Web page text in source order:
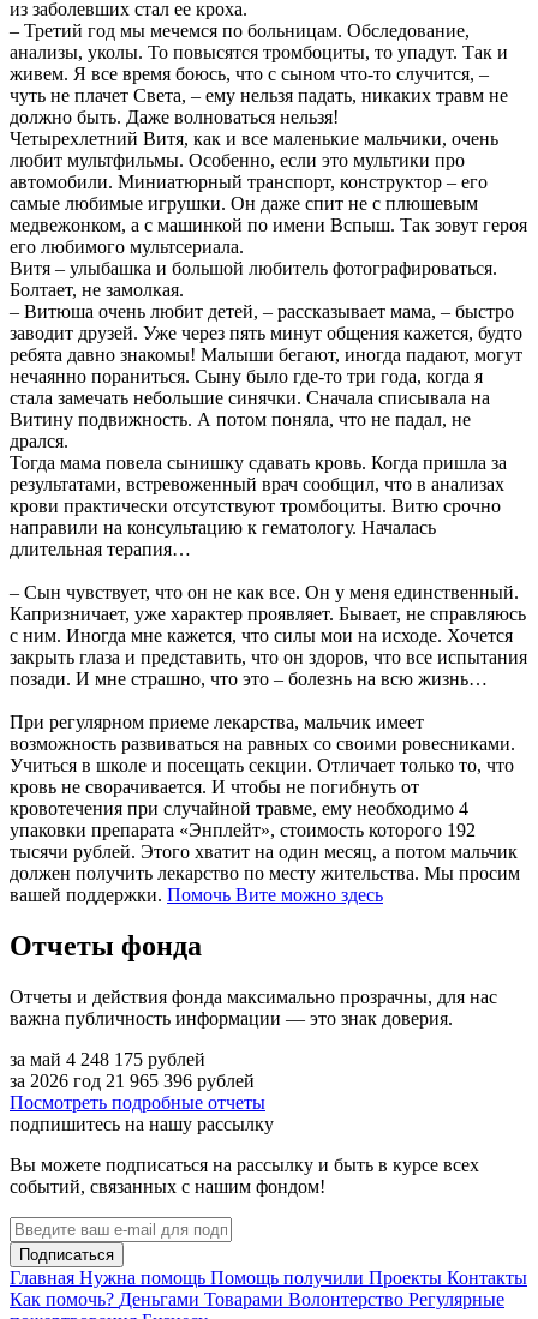
из заболевших стал ее кроха.
– Третий год мы мечемся по больницам. Обследование,
анализы, уколы. То повысятся тромбоциты, то упадут. Так и
живем. Я все время боюсь, что с сыном что-то случится, –
чуть не плачет Света, – ему нельзя падать, никаких травм не
должно быть. Даже волноваться нельзя!
Четырехлетний Витя, как и все маленькие мальчики, очень
любит мультфильмы. Особенно, если это мультики про
автомобили. Миниатюрный транспорт, конструктор – его
самые любимые игрушки. Он даже спит не с плюшевым
медвежонком, а с машинкой по имени Вспыш. Так зовут героя
его любимого мультсериала.
Витя – улыбашка и большой любитель фотографироваться.
Болтает, не замолкая.
– Витюша очень любит детей, – рассказывает мама, – быстро
заводит друзей. Уже через пять минут общения кажется, будто
ребята давно знакомы! Малыши бегают, иногда падают, могут
нечаянно пораниться. Сыну было где-то три года, когда я
стала замечать небольшие синячки. Сначала списывала на
Витину подвижность. А потом поняла, что не падал, не
дрался.
Тогда мама повела сынишку сдавать кровь. Когда пришла за
результатами, встревоженный врач сообщил, что в анализах
крови практически отсутствуют тромбоциты. Витю срочно
направили на консультацию к гематологу. Началась
длительная терапия…
– Сын чувствует, что он не как все. Он у меня единственный.
Капризничает, уже характер проявляет. Бывает, не справляюсь
с ним. Иногда мне кажется, что силы мои на исходе. Хочется
закрыть глаза и представить, что он здоров, что все испытания
позади. И мне страшно, что это – болезнь на всю жизнь…
При регулярном приеме лекарства, мальчик имеет
возможность развиваться на равных со своими ровесниками.
Учиться в школе и посещать секции. Отличает только то, что
кровь не сворачивается. И чтобы не погибнуть от
кровотечения при случайной травме, ему необходимо 4
упаковки препарата «Энплейт», стоимость которого 192
тысячи рублей. Этого хватит на один месяц, а потом мальчик
должен получить лекарство по месту жительства. Мы просим
вашей поддержки. Помочь Вите можно здесь
Отчеты фонда
Отчеты и действия фонда максимально прозрачны, для нас
важна публичность информации — это знак доверия.
за май 4 248 175 рублей
за 2026 год 21 965 396 рублей
Посмотреть подробные отчеты
подпишитесь на нашу рассылку
Вы можете подписаться на рассылку и быть в курсе всех
событий, связанных с нашим фондом!
Подписаться
Главная Нужна помощь Помощь получили Проекты Контакты
Как помочь? Деньгами Товарами Волонтерство Регулярные